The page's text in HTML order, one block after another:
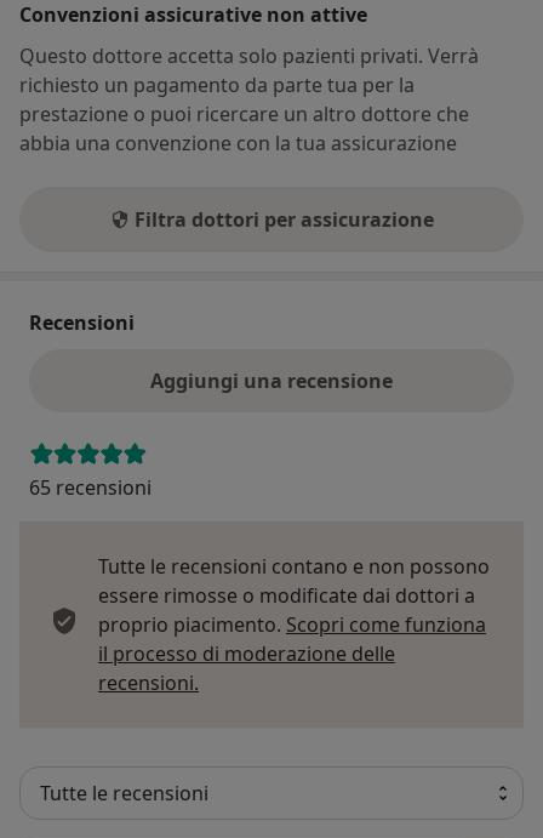
Convenzioni assicurative non attive
Questo dottore accetta solo pazienti privati. Verrà
richiesto un pagamento da parte tua per la
prestazione o puoi ricercare un altro dottore che
abbia una convenzione con la tua assicurazione
Filtra dottori per assicurazione
Recensioni
Aggiungi una recensione
65 recensioni
Tutte le recensioni contano e non possono
essere rimosse o modificate dai dottori a
proprio piacimento. Scopri come funziona
il processo di moderazione delle
recensioni.